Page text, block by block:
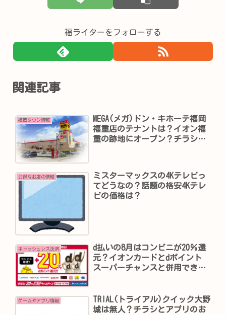
福ライターをフォローする
関連記事
福岡タウン情報
MEGA(メガ)ドン・キホーテ福岡
福重店のテナントは？イオン福
重の跡地にオープン？チラシと
お得なお店の情報
ミスターマックスの4Kテレビっ
てどうなの？話題の格安4Kテレ
ビの価格は？
キャッシュレス決済
d払いの8月はコンビニが20％還
元？イオンカードとdポイント
スーパーチャンスと併用でき
ゲームやアプリ情報
TRIAL(トライアル)クイック大野
城は無人？チラシとアプリのお